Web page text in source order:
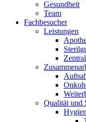
Gesundheit
Team
Fachbesucher
Leistungen
Qualität und